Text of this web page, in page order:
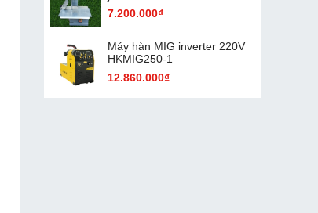
7.200.000₫
Máy hàn MIG inverter 220V
HKMIG250-1
12.860.000₫